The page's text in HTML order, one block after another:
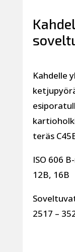
Kahdelle
teräs
ISO 606
12B, 16B
2517 –